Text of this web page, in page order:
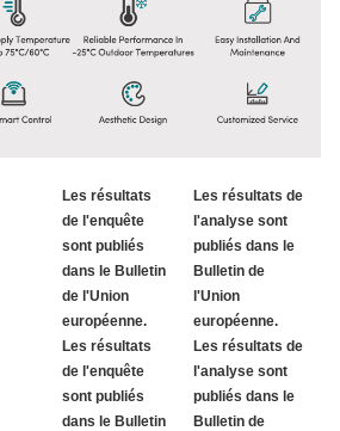
Les résultats
de l'enquête
sont publiés
dans le Bulletin
de l'Union
européenne.
Les résultats
de l'enquête
sont publiés
dans le Bulletin
Les résultats de
l'analyse sont
publiés dans le
Bulletin de
l'Union
européenne.
Les résultats de
l'analyse sont
publiés dans le
Bulletin de